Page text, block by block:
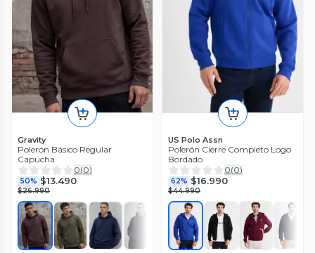
Gravity
Polerón Básico Regular
Capucha
0(0)
50% $13.490
$26.990
US Polo Assn
Polerón Cierre Completo Logo
Bordado
0(0)
62% $16.990
$44.990